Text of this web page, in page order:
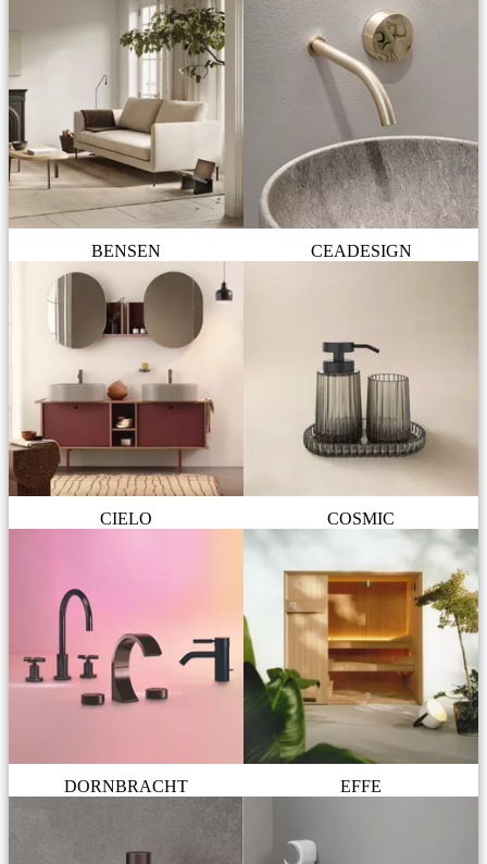
BENSEN CEADESIGN
CIELO COSMIC
DORNBRACHT EFFE